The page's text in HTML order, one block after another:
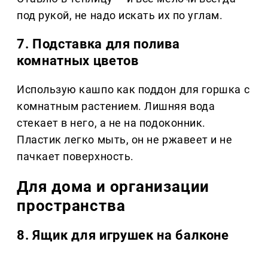
под рукой, не надо искать их по углам.
7. Подставка для полива
комнатных цветов
Использую кашпо как поддон для горшка с
комнатным растением. Лишняя вода
стекает в него, а не на подоконник.
Пластик легко мыть, он не ржавеет и не
пачкает поверхность.
Для дома и организации
пространства
8. Ящик для игрушек на балконе